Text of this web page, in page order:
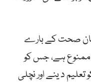
صحت کے بارے
ہے، جس کو
د ینے اور نچلی